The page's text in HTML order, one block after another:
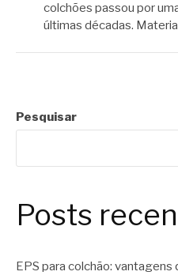
colchões passou por
últimas décadas.
Pesquisar
Posts
EPS para colchão: